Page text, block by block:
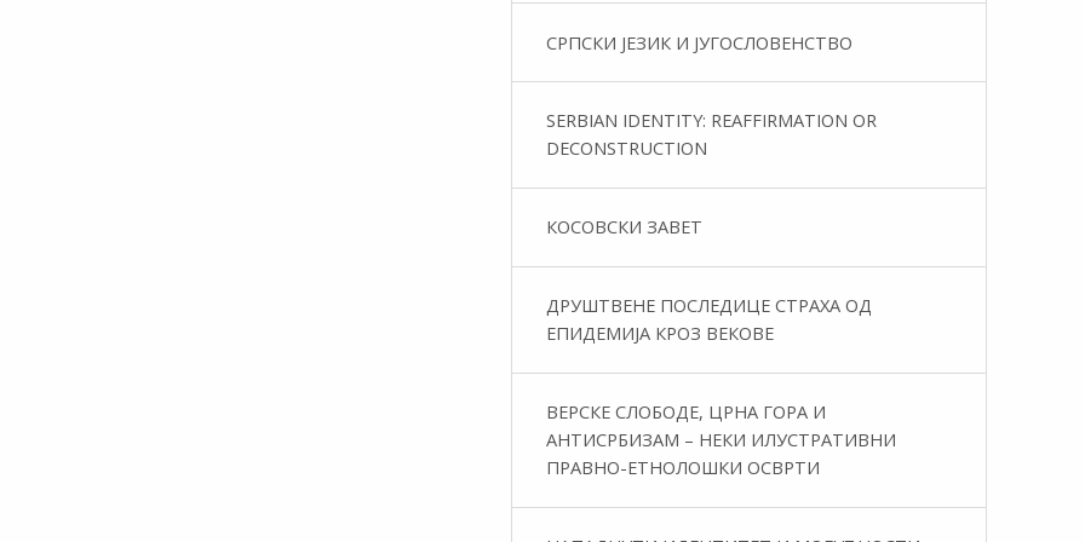
СРПСКИ ЈЕЗИК И ЈУГОСЛОВЕНСТВО
SERBIAN IDENTITY: REAFFIRMATION OR
DECONSTRUCTION
КОСОВСКИ ЗАВЕТ
ДРУШТВЕНЕ ПОСЛЕДИЦЕ СТРАХА ОД
ЕПИДЕМИЈА КРОЗ ВЕКОВЕ
ВЕРСКЕ СЛОБОДЕ, ЦРНА ГОРА И
АНТИСРБИЗАМ – НЕКИ ИЛУСТРАТИВНИ
ПРАВНО-ЕТНОЛОШКИ ОСВРТИ